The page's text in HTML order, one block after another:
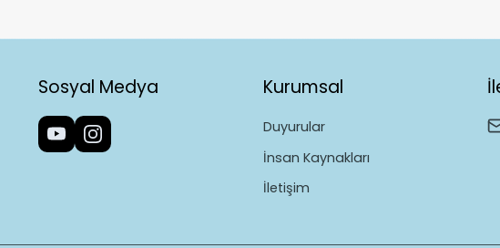
Sosyal Medya Kurumsal
Duyurular
İnsan Kaynakları
İletişim